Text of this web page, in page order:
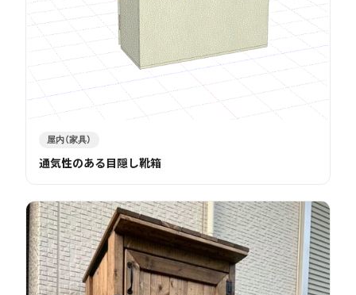
屋内（家具）
通気性のある目隠し靴箱